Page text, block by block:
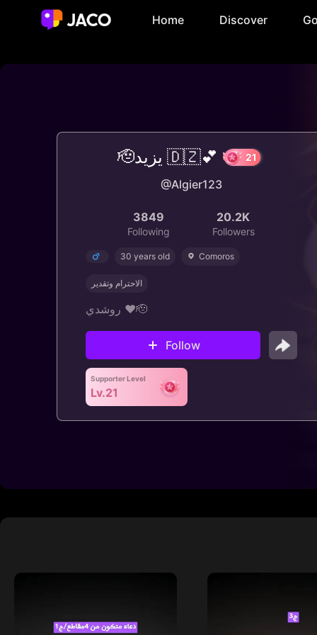
Home Discover
🫡يزيد 🇩🇿💕
@Algier123
3849
Following
20.2K
Followers
30 years old Comoros
الاحترام وتقدير
روشدي ❤️🫡
Follow
Supporter Level
Lv.21